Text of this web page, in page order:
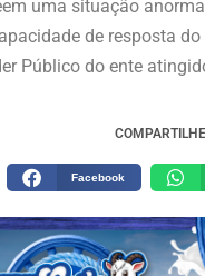
uma situação
de resposta
Público do ente
Facebook